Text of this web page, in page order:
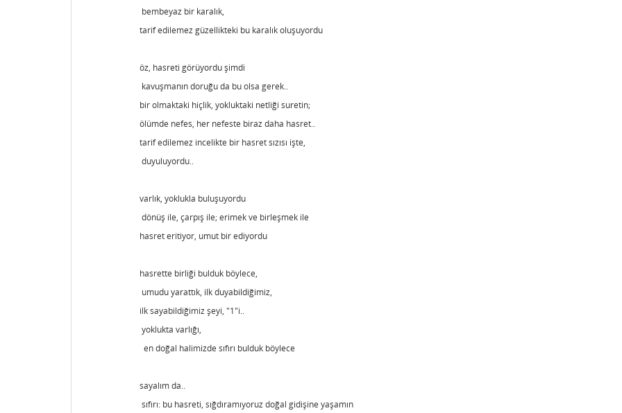
bembeyaz bir karalık,
tarif edilemez güzellikteki bu karalık oluşuyordu
öz, hasreti görüyordu şimdi
kavuşmanın doruğu da bu olsa gerek..
bir olmaktaki hiçlik, yokluktaki netliği suretin;
ölümde nefes, her nefeste biraz daha hasret..
tarif edilemez incelikte bir hasret sızısı işte,
duyuluyordu..
varlık, yoklukla buluşuyordu
dönüş ile, çarpış ile; erimek ve birleşmek ile
hasret eritiyor, umut bir ediyordu
hasrette birliği bulduk böylece,
umudu yarattık, ilk duyabildiğimiz,
ilk sayabildiğimiz şeyi, "1"i..
yoklukta varlığı,
en doğal halimizde sıfırı bulduk böylece
sayalım da..
sıfırı: bu hasreti, sığdıramıyoruz doğal gidişine yaşamın